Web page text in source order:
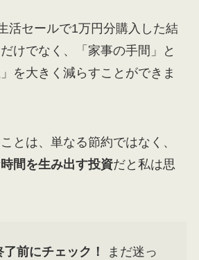
活セールで1万円分購入した結
けでなく、「家事の手間」と
を大きく減らすことができま
とは、単なる節約ではなく、
間を生み出す投資だと私は思
前にチェック！
まだ迷っ